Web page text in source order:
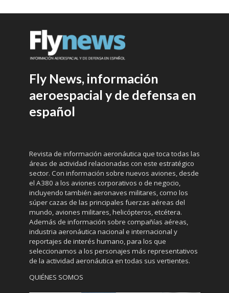
Fly News, información
aeroespacial y de defensa en
español
Revista de información aeronáutica que toca todas las
áreas de actividad relacionadas con este estratégico
sector. Con información sobre nuevos aviones, desde
el A380 a los aviones corporativos o de negocio,
incluyendo también aeronaves militares, como los
súper cazas de las principales fuerzas aéreas del
mundo, aviones militares, helicópteros, etcétera.
Además de información sobre compañías aéreas,
industria aeronáutica nacional e internacional y
reportajes de interés humano, para los que
seleccionamos a los personajes más representativos
de la actividad aeronáutica en todas sus vertientes.
QUIÉNES SOMOS